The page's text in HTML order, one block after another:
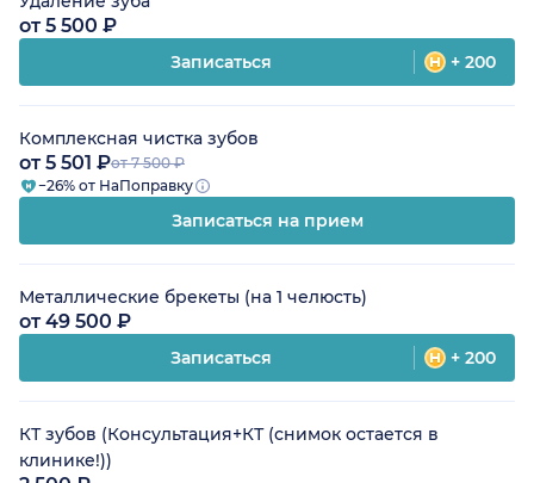
от 5 500 ₽
Записаться + 200
Комплексная чистка зубов
от 5 501 ₽от 7 500 ₽
−26% от НаПоправку
Записаться на прием
Металлические брекеты (на 1 челюсть)
от 49 500 ₽
Записаться + 200
КТ зубов (Консультация+КТ (снимок остается в
клинике!))